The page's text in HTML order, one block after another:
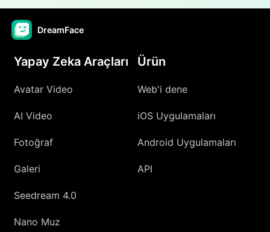
DreamFace
Yapay Zeka Araçları
Avatar Video
AI Video
Fotoğraf
Galeri
Seedream 4.0
Nano Muz
Ürün
Web'i dene
iOS Uygulamaları
Android Uygulamaları
API